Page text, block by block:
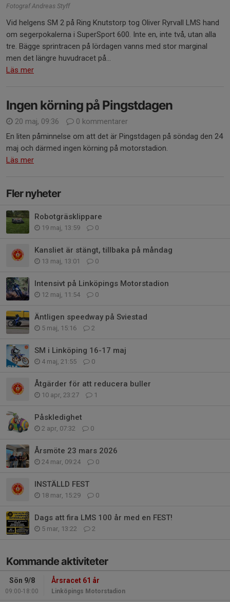
Fotograf Andreas Styff
Vid helgens SM 2 på Ring Knutstorp tog Oliver Ryrvall LMS hand
om segerpokalerna i SuperSport 600. Inte en, inte två, utan alla
tre. Bägge sprintracen på lördagen vanns med stor marginal
men det längre huvudracet på...
Läs mer
Ingen körning på Pingstdagen
20 maj, 09:36
0 kommentarer
En liten påminnelse om att det är Pingstdagen på söndag den 24
maj och därmed ingen körning på motorstadion.
Läs mer
Fler nyheter
Robotgräsklippare
19 maj, 13:59 0
Kansliet är stängt, tillbaka på måndag
13 maj, 13:01 0
Intensivt på Linköpings Motorstadion
12 maj, 11:54 0
Äntligen speedway på Sviestad
5 maj, 15:16 2
SM i Linköping 16-17 maj
4 maj, 21:55 0
Åtgärder för att reducera buller
10 apr, 23:27 1
Påskledighet
2 apr, 07:32 0
Årsmöte 23 mars 2026
24 mar, 09:24 0
INSTÄLLD FEST
18 mar, 15:29 0
Dags att fira LMS 100 år med en FEST!
5 mar, 13:22 2
Kommande aktiviteter
Sön 9/8
09:00-18:00
Årsracet 61 år
Linköpings Motorstadion